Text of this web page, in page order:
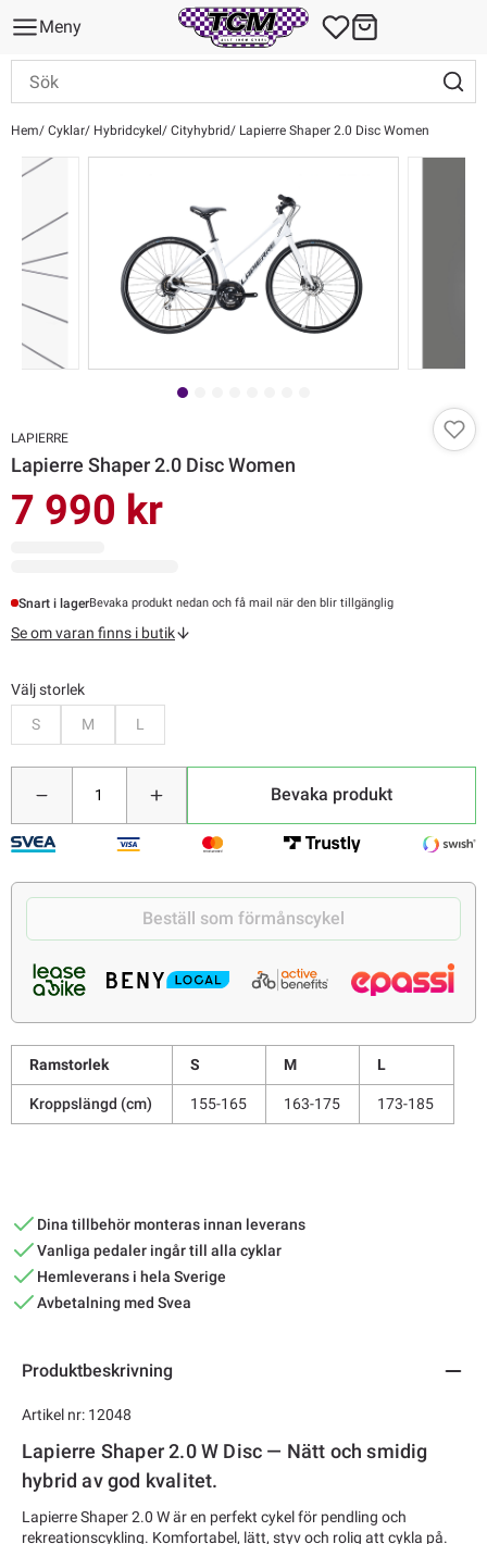
Meny
Hem Cyklar Hybridcykel Cityhybrid Lapierre Shaper 2.0 Disc Women
LAPIERRE
Lapierre Shaper 2.0 Disc Women
7 990 kr
Snart i lagerBevaka produkt nedan och få mail när den blir tillgänglig
Se om varan finns i butik
Välj storlek
S
M L
Bevaka produkt
Beställ som förmånscykel
Ramstorlek S M L
Kroppslängd (cm) 155-165 163-175 173-185
Dina tillbehör monteras innan leverans
Vanliga pedaler ingår till alla cyklar
Hemleverans i hela Sverige
Avbetalning med Svea
Produktbeskrivning
Artikel nr: 12048
Lapierre Shaper 2.0 W Disc — Nätt och smidig
hybrid av god kvalitet.
Lapierre Shaper 2.0 W är en perfekt cykel för pendling och
rekreationscykling. Komfortabel, lätt, styv och rolig att cykla på.